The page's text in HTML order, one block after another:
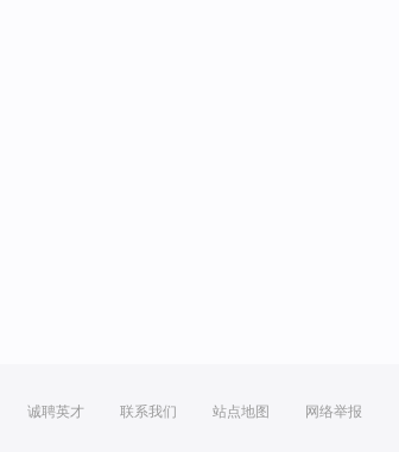
诚聘英才 联系我们 站点地图 网络举报